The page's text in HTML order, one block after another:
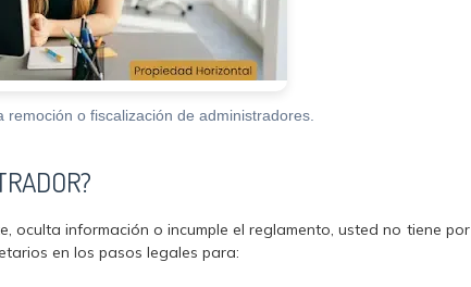
o fiscalización de administradores.
oculta información o incumple el reglamento, usted no tiene por
en los pasos legales para: